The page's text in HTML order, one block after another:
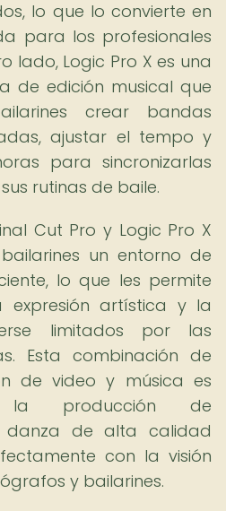
lo que lo convierte en
para los profesionales
lado, Logic Pro X es una
de edición musical que
crear bandas
ajustar el tempo y
para sincronizarlas
rutinas de baile.
Cut Pro y Logic Pro X
un entorno de
lo que les permite
expresión artística y la
limitados por las
Esta combinación de
de video y música es
la producción de
danza de alta calidad
con la visión
y bailarines.